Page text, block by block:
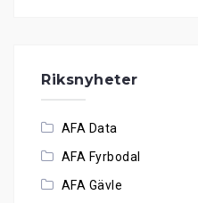
Riksnyheter
AFA Data
AFA Fyrbodal
AFA Gävle